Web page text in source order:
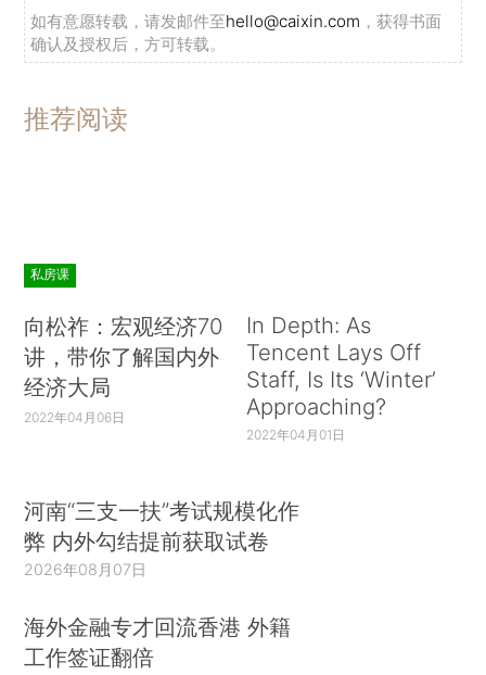
如有意愿转载，请发邮件至hello@caixin.com ，获得书面
确认及授权后，方可转载。
推荐阅读
私房课
向松祚：宏观经济70
讲，带你了解国内外
经济大局
2022年04月06日
In Depth: As
Tencent Lays Off
Staff, Is Its ‘Winter’
Approaching?
2022年04月01日
河南“三支一扶”考试规模化作
弊 内外勾结提前获取试卷
2026年08月07日
海外金融专才回流香港 外籍
工作签证翻倍